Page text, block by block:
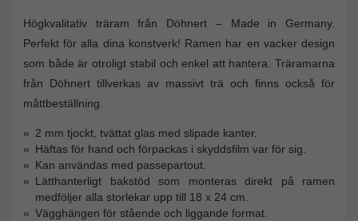
Högkvalitativ träram från Döhnert – Made in Germany.
Perfekt för alla dina konstverk! Ramen har en vacker design
som både är otroligt stabil och enkel att hantera. Träramarna
från Döhnert tillverkas av massivt trä och finns också för
måttbeställning.
2 mm tjockt, tvättat glas med slipade kanter.
Häftas för hand och förpackas i skyddsfilm var för sig.
Kan användas med passepartout.
Lätthanterligt bakstöd som monteras direkt på ramen
medföljer alla storlekar upp till 18 x 24 cm.
Vägghängen för stående och liggande format.